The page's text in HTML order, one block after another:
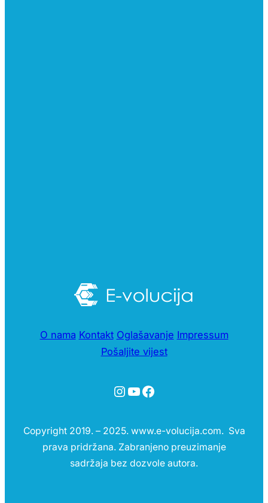
O nama Kontakt Oglašavanje Impressum
Pošaljite vijest
Instagram
YouTube
Facebook
Copyright 2019. – 2025. www.e-volucija.com. Sva
prava pridržana. Zabranjeno preuzimanje
sadržaja bez dozvole autora.